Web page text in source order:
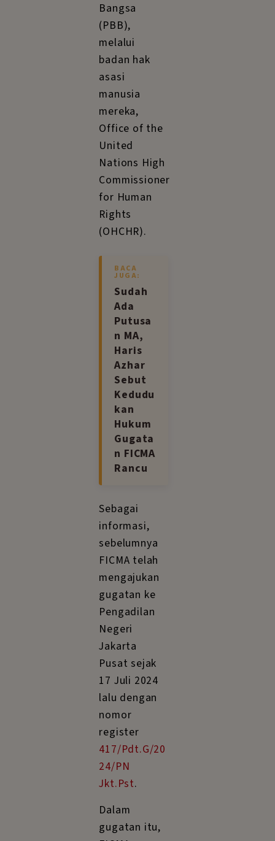
Bangsa
(PBB),
melalui
badan hak
asasi
manusia
mereka,
Office of the
United
Nations High
Commissioner
for Human
Rights
(OHCHR).
BACA
JUGA:
Sudah
Ada
Putusa
n MA,
Haris
Azhar
Sebut
Kedudu
kan
Hukum
Gugata
n FICMA
Rancu
Sebagai
informasi,
sebelumnya
FICMA telah
mengajukan
gugatan ke
Pengadilan
Negeri
Jakarta
Pusat sejak
17 Juli 2024
lalu dengan
nomor
register
417/Pdt.G/20
24/PN
Jkt.Pst.
Dalam
gugatan itu,